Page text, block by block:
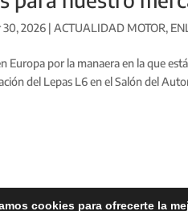
30, 2026 |ACTUALIDAD MOTOR,
Europa por la manaera en la que
del Lepas L6 en el Salón del
cookies para ofrecerte la